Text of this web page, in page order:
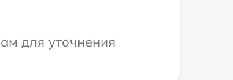
для уточнения